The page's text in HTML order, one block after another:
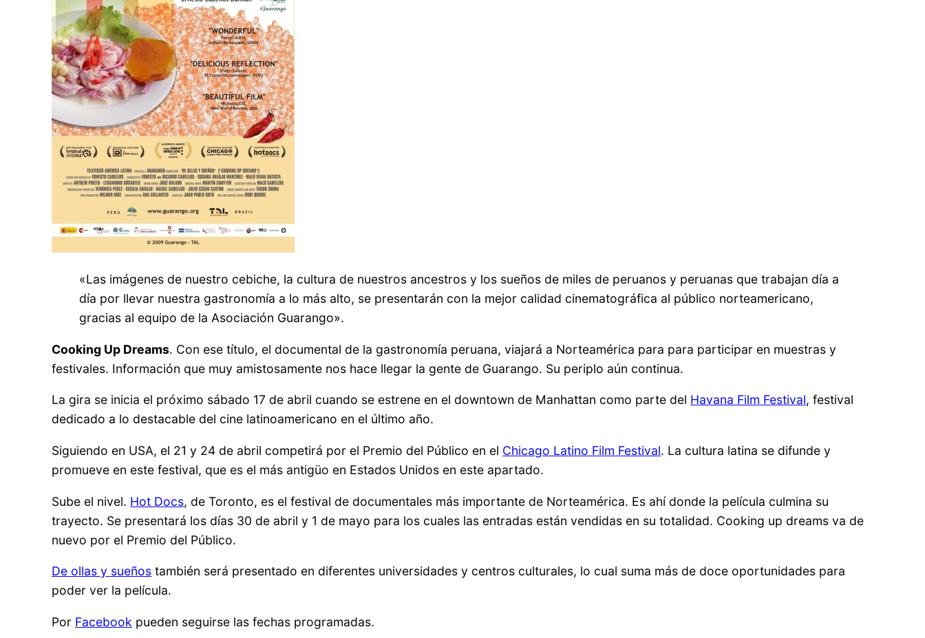
«Las imágenes de nuestro cebiche, la cultura de nuestros ancestros y los sueños de miles de peruanos y peruanas que trabajan día a
día por llevar nuestra gastronomía a lo más alto, se presentarán con la mejor calidad cinematográfica al público norteamericano,
gracias al equipo de la Asociación Guarango».
Cooking Up Dreams. Con ese título, el documental de la gastronomía peruana, viajará a Norteamérica para para participar en muestras y
festivales. Información que muy amistosamente nos hace llegar la gente de Guarango. Su periplo aún continua.
La gira se inicia el próximo sábado 17 de abril cuando se estrene en el downtown de Manhattan como parte del Havana Film Festival, festival
dedicado a lo destacable del cine latinoamericano en el último año.
Siguiendo en USA, el 21 y 24 de abril competirá por el Premio del Público en el Chicago Latino Film Festival. La cultura latina se difunde y
promueve en este festival, que es el más antigüo en Estados Unidos en este apartado.
Sube el nivel. Hot Docs, de Toronto, es el festival de documentales más importante de Norteamérica. Es ahí donde la película culmina su
trayecto. Se presentará los días 30 de abril y 1 de mayo para los cuales las entradas están vendidas en su totalidad. Cooking up dreams va de
nuevo por el Premio del Público.
De ollas y sueños también será presentado en diferentes universidades y centros culturales, lo cual suma más de doce oportunidades para
poder ver la película.
Por Facebook pueden seguirse las fechas programadas.